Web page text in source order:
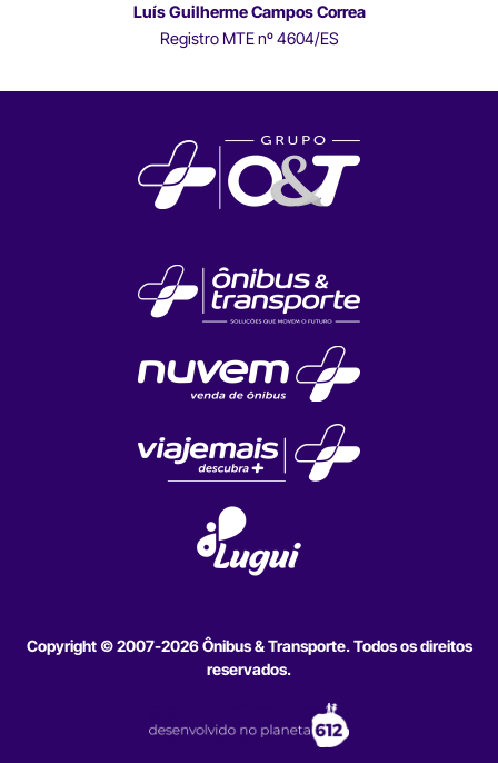
Luís Guilherme Campos Correa
Registro MTE nº 4604/ES
Copyright © 2007-2026 Ônibus & Transporte. Todos os direitos
reservados.